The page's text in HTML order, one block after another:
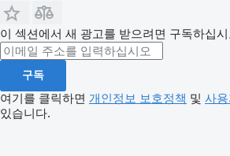
이 섹션에서 새 광고를 받으려면 구독하십시
구독
여기를 클릭하면 개인정보 보호정책 및 사
있습니다.